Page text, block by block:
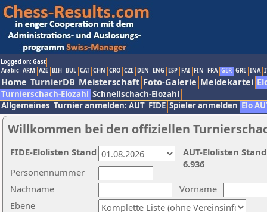
Logged on: Gast
Arabic ARM AZE BIH BUL CAT CHN CRO CZE DEN ENG ESP FAI FIN FRA GER GRE INA
Home TurnierDB Meisterschaft Foto-Galerie Meldekartei
Turnierschach-Elozahl Schnellschach-Elozahl
Allgemeines Turnier anmelden: AUT FIDE Spieler anmelden Elo
Willkommen bei den offiziellen
Nachname
Vorname
Ebene
Personennummer
AUT-Elolisten
6.936
FIDE-Elolisten Stand